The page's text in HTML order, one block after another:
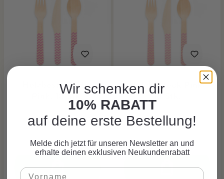
Holzbesteck Hot
Pink, 18 Stk.
CHF 3.95*
Holzbesteck Pink,
18 Stk.
CHF 3.95*
Wir schenken dir
10% RABATT
auf deine erste Bestellung!
Melde dich jetzt für unseren Newsletter an und
erhalte deinen exklusiven Neukundenrabatt